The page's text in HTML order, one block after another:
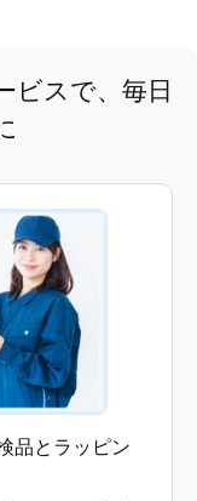
ビスで、毎日
品とラッピン